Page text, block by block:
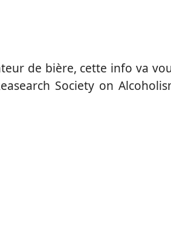
de bière, cette info va
Society on